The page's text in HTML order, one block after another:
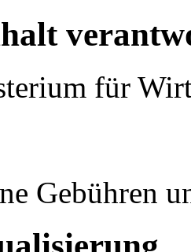
für
Gebühren